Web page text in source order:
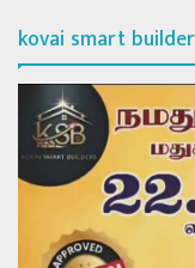
kovai smart